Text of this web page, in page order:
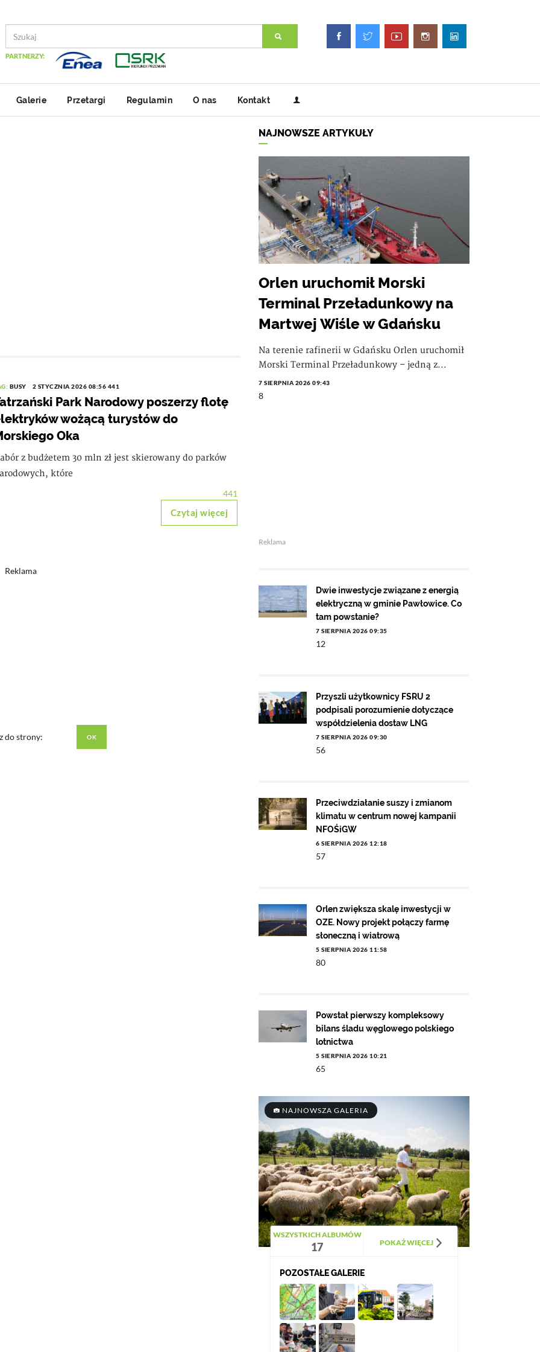
PARTNERZY:
Galerie Przetargi Regulamin O nas Kontakt
BUSY 2 STYCZNIA 2026 08:56 441
Park Narodowy poszerzy flotę
wożącą turystów do
Oka
z budżetem 30 mln zł jest skierowany do parków
które
441
Czytaj więcej
Reklama
do strony:
NAJNOWSZE ARTYKUŁY
Orlen uruchomił Morski
Terminal Przeładunkowy na
Martwej Wiśle w Gdańsku
Na terenie rafinerii w Gdańsku Orlen uruchomił
Morski Terminal Przeładunkowy – jedną z...
7 SIERPNIA 2026 09:43
8
Reklama
Dwie inwestycje związane z energią
elektryczną w gminie Pawłowice. Co
tam powstanie?
7 SIERPNIA 2026 09:35
12
Przyszli użytkownicy FSRU 2
podpisali porozumienie dotyczące
współdzielenia dostaw LNG
7 SIERPNIA 2026 09:30
56
Przeciwdziałanie suszy i zmianom
klimatu w centrum nowej kampanii
NFOŚiGW
6 SIERPNIA 2026 12:18
57
Orlen zwiększa skalę inwestycji w
OZE. Nowy projekt połączy farmę
słoneczną i wiatrową
5 SIERPNIA 2026 11:58
80
Powstał pierwszy kompleksowy
bilans śladu węglowego polskiego
lotnictwa
5 SIERPNIA 2026 10:21
65
NAJNOWSZA GALERIA
WSZYSTKICH ALBUMÓW
17 POKAŻ WIĘCEJ
POZOSTAŁE GALERIE